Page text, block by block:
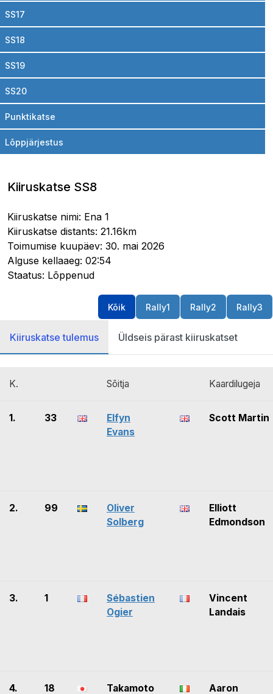
SS17
SS18
SS19
SS20
Punktikatse
Lõppjärjestus
Kiiruskatse SS8
Kiiruskatse nimi: Ena 1
Kiiruskatse distants: 21.16km
Toimumise kuupäev: 30. mai 2026
Alguse kellaaeg: 02:54
Staatus: Lõppenud
Kõik Rally1 Rally2 Rally3
Kiiruskatse tulemus Üldseis pärast kiiruskatset
K. Sõitja Kaardilugeja
1. 33
Elfyn
Evans
Scott Martin
2. 99
Oliver
Solberg
Elliott
Edmondson
3. 1
Sébastien
Ogier
Vincent
Landais
4. 18 Takamoto Aaron